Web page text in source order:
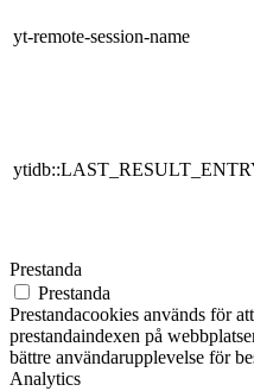
yt-remote-session-name
Prestanda
Prestanda
Prestandacookies används för
prestandaindexen på
bättre användarupplevelse för
Analytics